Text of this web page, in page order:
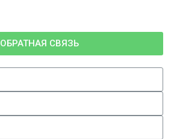
ОБРАТНАЯ СВЯЗЬ